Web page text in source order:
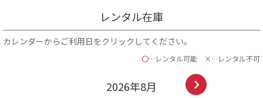
レンタル在庫
カレンダーからご利用日をクリックしてください。
〇…レンタル可能 ×…レンタル不可
2026年8月